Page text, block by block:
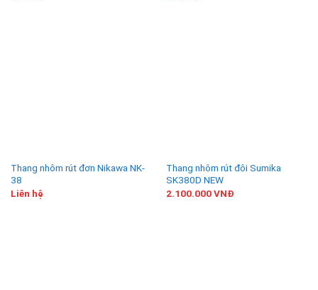
Thang nhôm rút đơn Nikawa NK-
38
Liên hệ
Thang nhôm rút đôi Sumika
SK380D NEW
2.100.000VNĐ